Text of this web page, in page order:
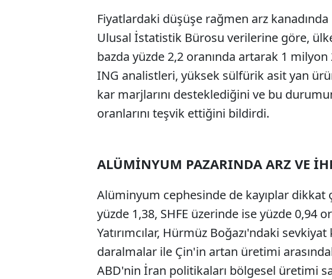
Fiyatlardaki düşüşe rağmen arz
Ulusal İstatistik Bürosu verilerine göre,
bazda yüzde 2,2 oranında artarak 1
ING analistleri, yüksek sülfürik asit yan
kar marjlarını desteklediğini ve bu
oranlarını teşvik ettiğini bildirdi.
ALÜMİNYUM PAZARINDA ARZ VE
Alüminyum cephesinde de kayıplar dikkat
yüzde 1,38, SHFE üzerinde ise yüzde 0,94
Yatırımcılar, Hürmüz Boğazı'ndaki
daralmalar ile Çin'in artan üretimi
ABD'nin İran politikaları bölgesel üretimi